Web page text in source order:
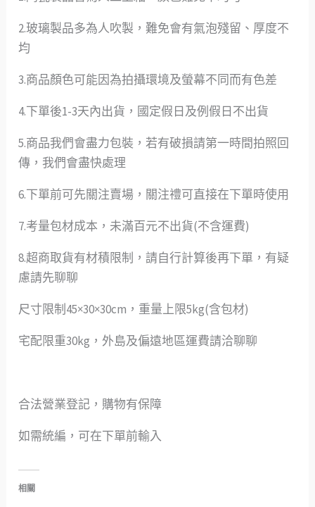
2.玻璃製品多為人吹製，難免會有氣泡殘留、厚度不
均
3.商品顏色可能因為拍攝環境及螢幕不同而有色差
4.下單後1-3天內出貨，國定假日及例假日不出貨
5.商品我們會盡力包裝，若有破損請第一時間拍照回
傳，我們會盡快處理
6.下單前可先關注賣場，關注禮可直接在下單時使用
7.考量包材成本，未滿百元不出貨(不含運費)
8.超商取貨有材積限制，請自行計算後再下單，有疑
慮請先聊聊
尺寸限制45×30×30cm，重量上限5kg(含包材)
宅配限重30kg，外島及偏遠地區運費請洽聊聊
合法營業登記，購物有保障
如需統編，可在下單前輸入
相關